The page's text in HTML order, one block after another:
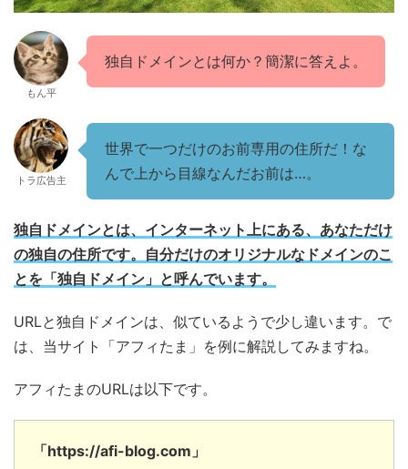
もん平
独自ドメインとは何か？簡潔に答えよ。
トラ広告主
世界で一つだけのお前専用の住所だ！な
んで上から目線なんだお前は…。
独自ドメインとは、インターネット上にある、あなただけ
の独自の住所です。自分だけのオリジナルなドメインのこ
とを「独自ドメイン」と呼んでいます。
URLと独自ドメインは、似ているようで少し違います。で
は、当サイト「アフィたま」を例に解説してみますね。
アフィたまのURLは以下です。
「https://afi-blog.com」